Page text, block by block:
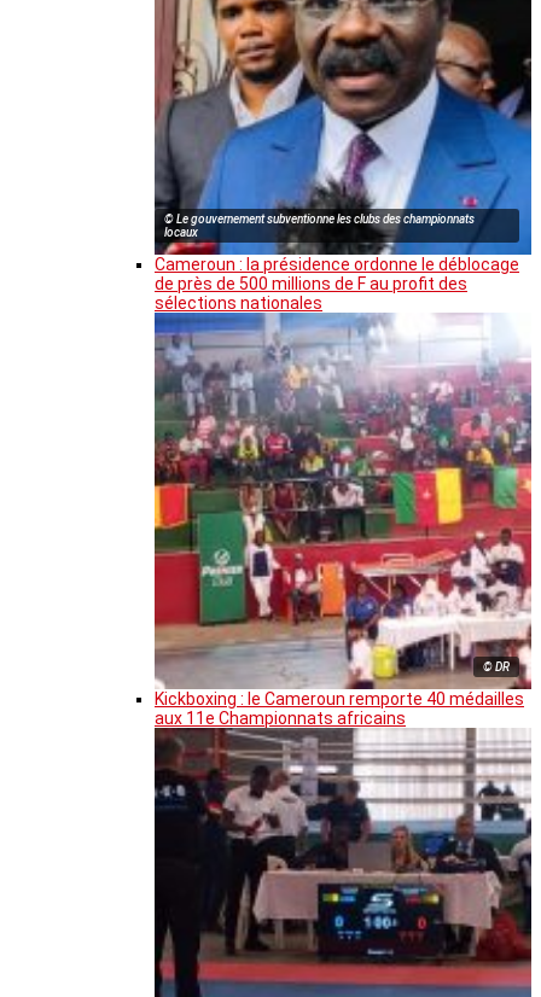
© Le gouvernement subventionne les clubs des championnats
locaux
Cameroun : la présidence ordonne le déblocage
de près de 500 millions de F au profit des
sélections nationales
© DR
Kickboxing : le Cameroun remporte 40 médailles
aux 11e Championnats africains